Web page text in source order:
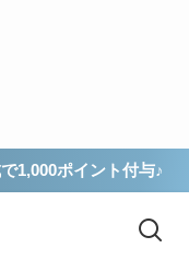
1,000ポイント付与♪